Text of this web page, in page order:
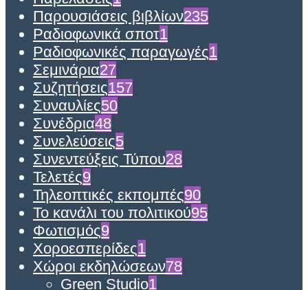
Παρουσιάσεις βιβλίων235
Ραδιοφωνικά σποτ1
Ραδιοφωνικές παραγωγές1
Σεμινάρια27
Συζητήσεις157
Συναυλίες50
Συνέδρια48
Συνελεύσεις5
Συνεντεύξεις Τύπου28
Τελετές9
Τηλεοπτικές εκπομπές90
Το κανάλι του πολιτικού95
Φωτισμός9
Χοροεσπερίδες1
Χώροι εκδηλώσεων78
Green Studio1